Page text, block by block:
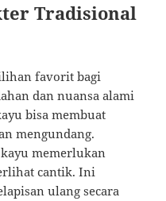
Tradisional
favorit bagi
dan nuansa alami
bisa membuat
mengundang.
memerlukan
cantik. Ini
ulang secara